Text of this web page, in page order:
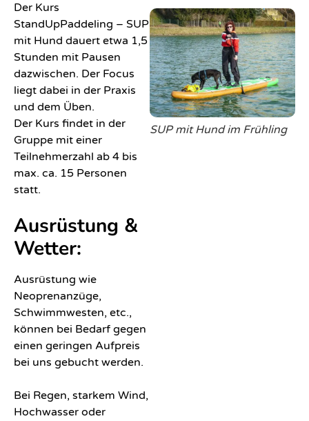
und
Jugendeinrichtungen
Teambuilding
in
Graz
für
Firmen
&
Vereine
und
Incentives
in
Graz
Poltern
Geburtstage
SUP
Yoga
Der Kurs
StandUpPaddeling – SUP
mit Hund dauert etwa 1,5
Stunden mit Pausen
dazwischen. Der Focus
liegt dabei in der Praxis
und dem Üben.
Der Kurs findet in der
Gruppe mit einer
Teilnehmerzahl ab 4 bis
max. ca. 15 Personen
statt.
Ausrüstung &
Wetter:
Ausrüstung wie
Neoprenanzüge,
Schwimmwesten, etc.,
können bei Bedarf gegen
einen geringen Aufpreis
bei uns gebucht werden.
Bei Regen, starkem Wind,
Hochwasser oder
SUP mit Hund im Frühling